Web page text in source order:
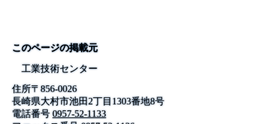
このページの掲載元
工業技術センター
住所〒856-0026
長崎県大村市池田2丁目1303番地8号
電話番号 0957-52-1133